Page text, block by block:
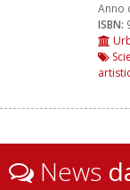
Anno
ISBN:
News